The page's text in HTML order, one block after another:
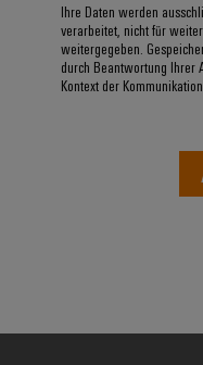
Ihre Daten werden
verarbeitet, nicht für
weitergegeben.
durch Beantwortung Ihrer
Kontext der